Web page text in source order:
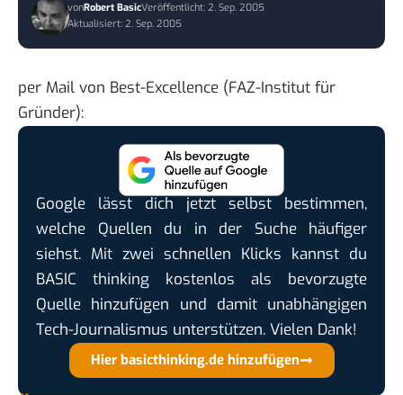
vonRobert BasicVeröffentlicht: 2. Sep. 2005
Aktualisiert: 2. Sep. 2005
per Mail von Best-Excellence (FAZ-Institut für
Gründer):
Google lässt dich jetzt selbst bestimmen,
welche Quellen du in der Suche häufiger
siehst. Mit zwei schnellen Klicks kannst du
BASIC thinking kostenlos als bevorzugte
Quelle hinzufügen und damit unabhängigen
Tech-Journalismus unterstützen. Vielen Dank!
Hier basicthinking.de hinzufügen